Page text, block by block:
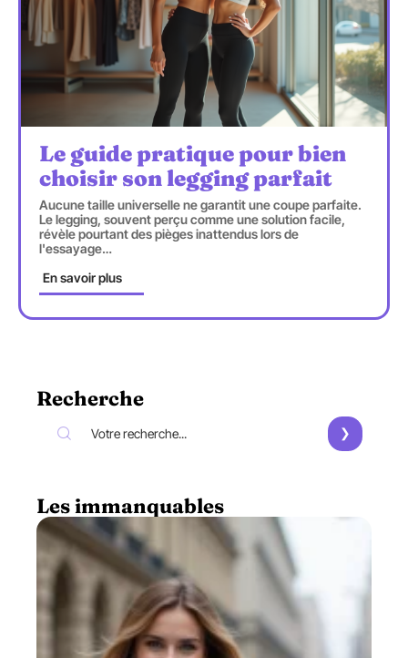
Le guide pratique pour bien
choisir son legging parfait
Aucune taille universelle ne garantit une coupe parfaite.
Le legging, souvent perçu comme une solution facile,
révèle pourtant des pièges inattendus lors de
l'essayage…
En savoir plus
Recherche
Les immanquables